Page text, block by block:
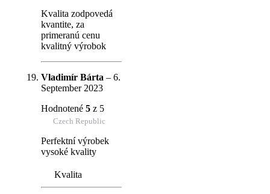
Kvalita zodpovedá
kvantite, za
primeranú cenu
kvalitný výrobok
Vladimír Bárta – 6.
September 2023
Hodnotené 5 z 5
Czech Republic
Perfektní výrobek
vysoké kvality
Kvalita